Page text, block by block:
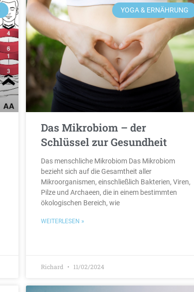
YOGA & ERNÄHRUNG
Das Mikrobiom – der
Schlüssel zur Gesundheit
Das menschliche Mikrobiom Das Mikrobiom
bezieht sich auf die Gesamtheit aller
Mikroorganismen, einschließlich Bakterien, Viren,
Pilze und Archaeen, die in einem bestimmten
ökologischen Bereich, wie
WEITERLESEN »
Richard 11/02/2024